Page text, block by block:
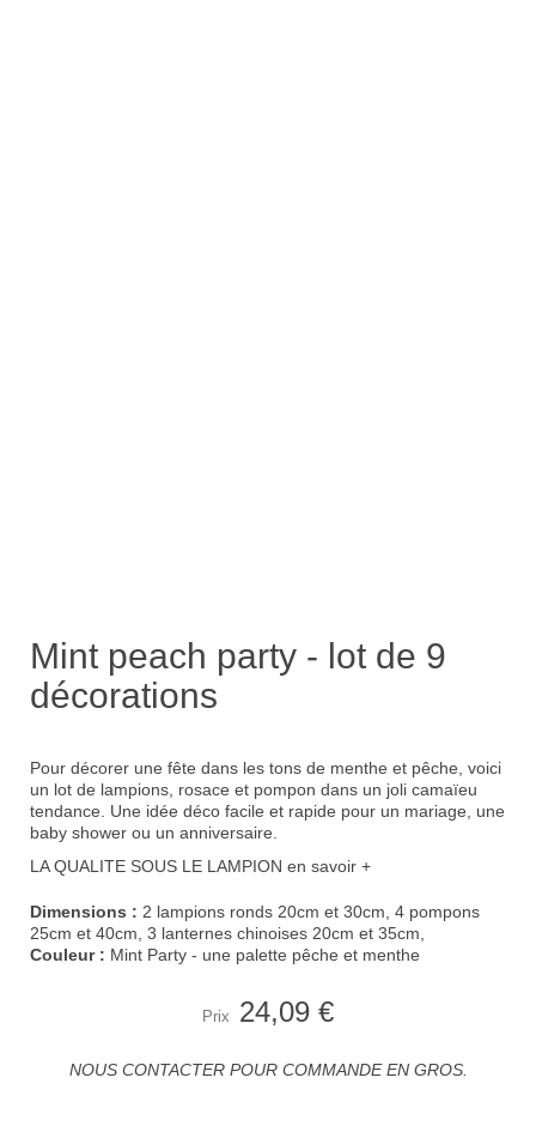
Mint peach party - lot de 9
décorations
Pour décorer une fête dans les tons de menthe et pêche, voici
un lot de lampions, rosace et pompon dans un joli camaïeu
tendance. Une idée déco facile et rapide pour un mariage, une
baby shower ou un anniversaire.
LA QUALITE SOUS LE LAMPION en savoir +
Dimensions : 2 lampions ronds 20cm et 30cm, 4 pompons
25cm et 40cm, 3 lanternes chinoises 20cm et 35cm,
Couleur : Mint Party - une palette pêche et menthe
Prix 24,09 €
NOUS CONTACTER POUR COMMANDE EN GROS.